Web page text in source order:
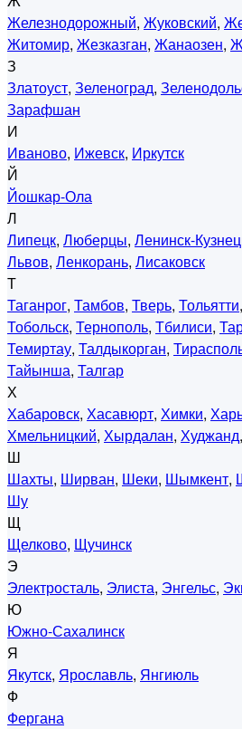
Железнодорожный, Жуковский,
Житомир, Жезказган, Жанаозен,
З
Златоуст, Зеленоград,
Зарафшан
И
Иваново, Ижевск, Иркутск
Й
Йошкар-Ола
Л
Липецк, Люберцы, Ленинск-
Львов, Ленкорань, Лисаковск
Т
Таганрог, Тамбов, Тверь, Тольятти,
Тобольск, Тернополь, Тбилиси,
Темиртау, Талдыкорган,
Тайынша, Талгар
Х
Хабаровск, Хасавюрт, Химки,
Хмельницкий, Хырдалан, Худжанд,
Ш
Шахты, Ширван, Шеки, Шымкент,
Шу
Щ
Щелково, Щучинск
Э
Электросталь, Элиста, Энгельс,
Ю
Южно-Сахалинск
Я
Якутск, Ярославль, Янгиюль
Ф
Фергана